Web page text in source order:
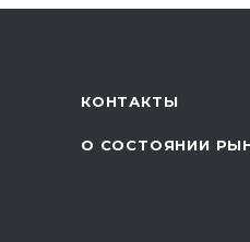
КОНТАКТЫ
О СОСТОЯНИИ